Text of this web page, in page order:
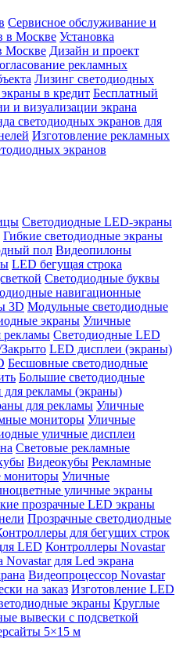
Сервисное обслуживание и
в Москве Установка
Москве Дизайн и проект
рекламных
Лизинг светодиодных
в кредит Бесплатный
и визуализации экрана
светодиодных экранов для
Изготовление рекламных
экранов
Светодиодные LED-экраны
Гибкие светодиодные экраны
пол Видеопилоны
LED бегущая строка
Светодиодные буквы
навигационные
3D Модульные светодиодные
экраны Уличные
рекламы Светодиодные LED
LED дисплеи (экраны)
Бесшовные светодиодные
Большие светодиодные
рекламы (экраны)
для рекламы Уличные
мониторы Уличные
уличные дисплеи
Световые рекламные
Видеокубы Рекламные
мониторы Уличные
уличные экраны
прозрачные LED экраны
Прозрачные светодиодные
для бегущих строк
LED Контроллеры Novastar
Novastar для Led экрана
Видеопроцессор Novastar
на заказ Изготовление LED
экраны Круглые
вывески с подсветкой
5×15 м